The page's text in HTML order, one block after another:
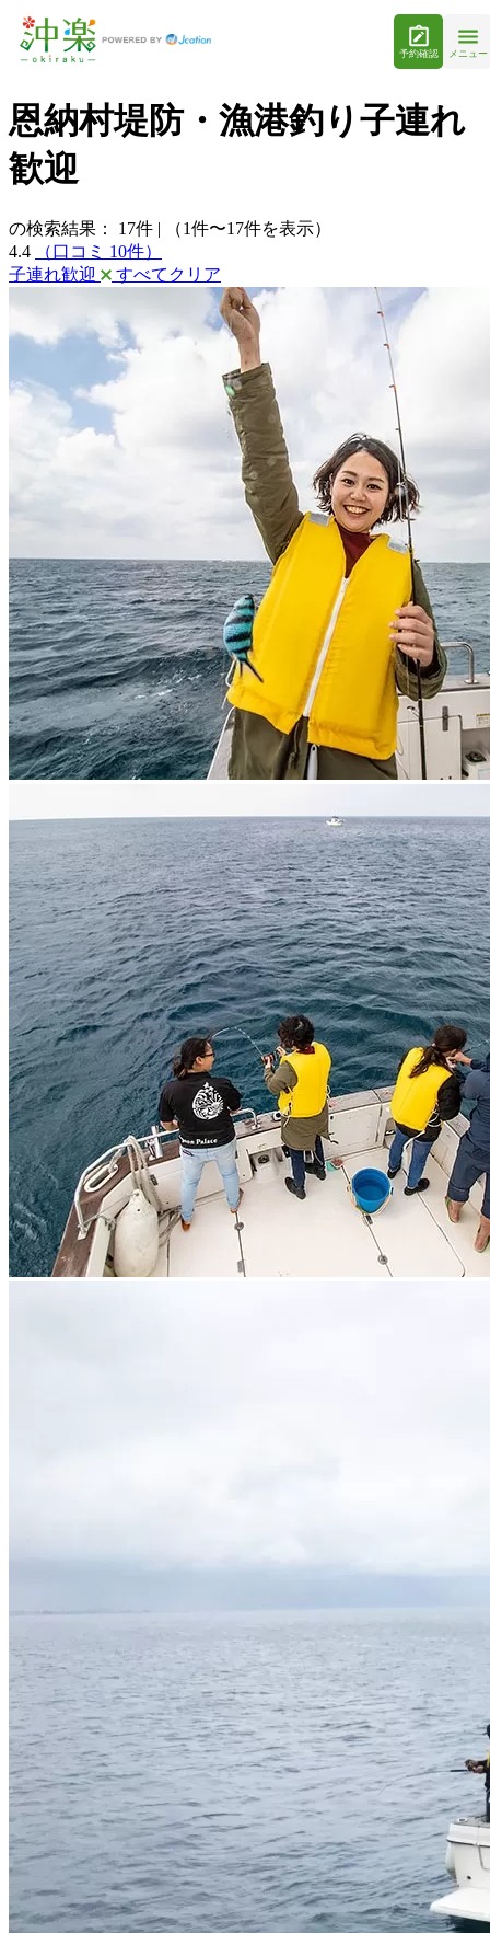
予約確認 メニュー
恩納村堤防・漁港釣り子連れ
歓迎
の検索結果： 17件 |
（1件〜17件を表示）
4.4
（口コミ 10件）
子連れ歓迎
すべてクリア